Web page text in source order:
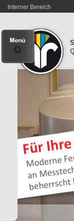
Interner Bereich